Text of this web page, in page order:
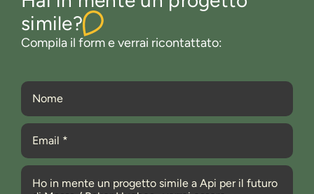
simile?
Compila il form e verrai ricontattato: